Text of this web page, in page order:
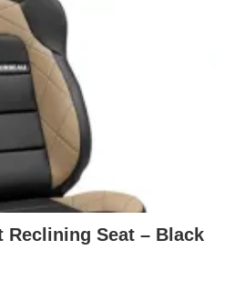
Reclining Seat – Black